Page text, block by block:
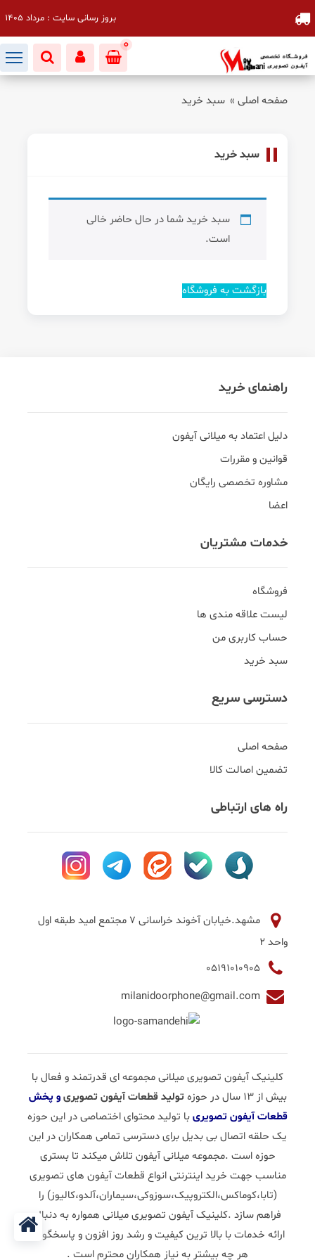
صفحه اصلی » سبد خرید
سبد خرید
سبد خرید شما در حال حاضر خالی
است.
بازگشت به فروشگاه
بروز رسانی سایت : مرداد 1405
0
راهنمای خرید
دلیل اعتماد به میلانی آیفون
قوانین و مقررات
مشاوره تخصصی رایگان
اعضا
خدمات مشتریان
فروشگاه
لیست علاقه مندی ها
حساب کاربری من
سبد خرید
دسترسی سریع
صفحه اصلی
تضمین اصالت کالا
راه های ارتباطی
مشهد.خیابان آخوند خراسانی 7 مجتمع امید طبقه اول
واحد 2
کلینیک آیفون تصویری میلانی مجموعه ای قدرتمند و فعال با
بیش از 13 سال در حوزه
تولید قطعات آیفون تصویریو پخش
قطعات آیفون تصویریبا تولید محتوای اختصاصی در این حوزه
یک حلقه اتصال بی بدیل برای دسترسی تمامی همکاران در این
حوزه است .مجموعه میلانی آیفون تلاش میکند تا بستری
مناسب جهت خرید اینترنتی انواع قطعات آیفون های تصویری
(تابا،کوماکس،الکتروپیک،سوزوکی،سیماران،آلدو،کالیوز) را
فراهم سازد .کلینیک آیفون تصویری میلانی همواره به دنبال
ارائه خدمات با بالا ترین کیفیت و رشد روز افزون و پاسخگویی
هر چه بیشتر به نیاز همکاران محترم است .